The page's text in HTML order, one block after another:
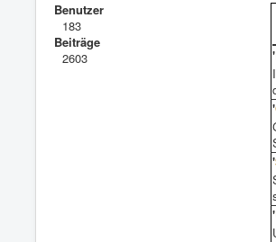
Benutzer
183
Beiträge
2603
'
'
'
'